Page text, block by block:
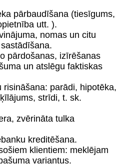
pārbaudīšana (tiesīgums,
utt. ).
nomas un citu
pārdošanas, izīrēšanas
un atslēgu faktiskas
parādi, hipotēka,
strīdi, t. sk.
zvērināta tulka
kreditēšana.
klientiem: meklējam
variantus.